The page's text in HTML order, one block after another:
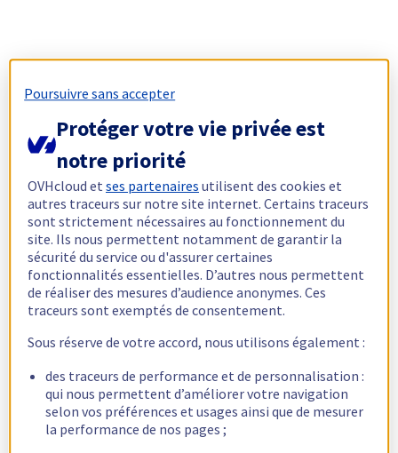
Poursuivre sans accepter
Protéger votre vie privée est
notre priorité
OVHcloud etses partenaires utilisent des cookies et
autres traceurs sur notre site internet. Certains traceurs
sont strictement nécessaires au fonctionnement du
site. Ils nous permettent notamment de garantir la
sécurité du service ou d'assurer certaines
fonctionnalités essentielles. D’autres nous permettent
de réaliser des mesures d’audience anonymes. Ces
traceurs sont exemptés de consentement.
Sous réserve de votre accord, nous utilisons également :
des traceurs de performance et de personnalisation :
qui nous permettent d’améliorer votre navigation
selon vos préférences et usages ainsi que de mesurer
la performance de nos pages ;